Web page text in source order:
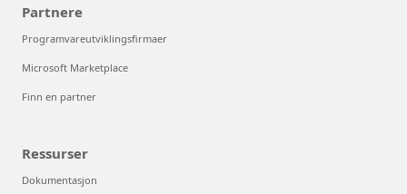
Partnere
Programvareutviklingsfirmaer
Microsoft Marketplace
Finn en partner
Ressurser
Dokumentasjon